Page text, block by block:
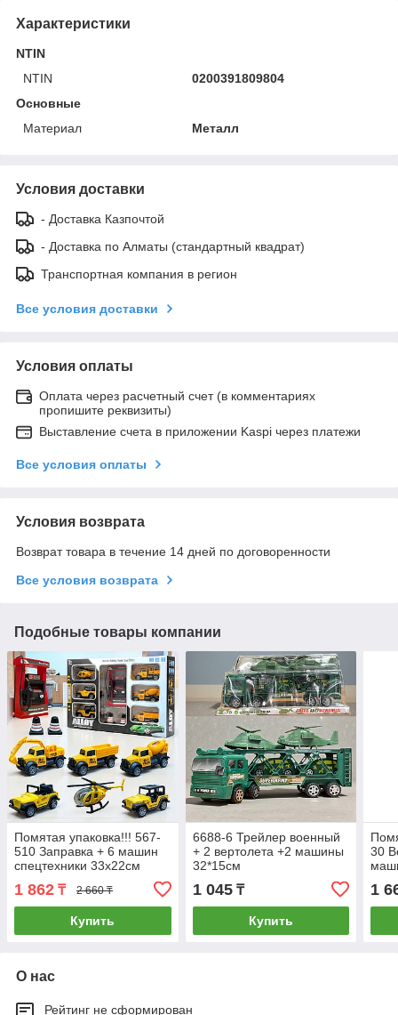
Характеристики
NTIN
NTIN
0200391809804
Основные
Материал
Металл
Условия доставки
- Доставка Казпочтой
- Доставка по Алматы (стандартный квадрат)
Транспортная компания в регион
Все условия доставки
Условия оплаты
Оплата через расчетный счет (в комментариях
пропишите реквизиты)
Выставление счета в приложении Kaspi через платежи
Все условия оплаты
Условия возврата
Возврат товара в течение 14 дней по договоренности
Все условия возврата
Подобные товары компании
Помятая упаковка!!! 567-
510 Заправка + 6 машин
спецтехники 33х22см
1 862 ₸ 2 660 ₸
Купить
6688-6 Трейлер военный
+ 2 вертолета +2 машины
32*15см
1 045₸
Купить
30
1
О нас
Рейтинг не сформирован